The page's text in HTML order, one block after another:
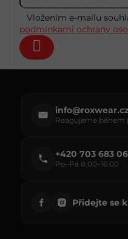
Vložením e-mailu
podmínkami ochrany
Přihlásit
info@roxwear.cz
Reagujeme během
+420 703 683
Po–Pá 8:00–16:00
Přidejte se